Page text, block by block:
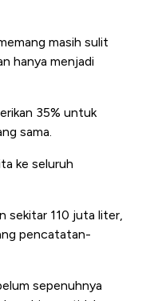
masih sulit
hanya menjadi
35% untuk
sama.
ke seluruh
sekitar 110 juta liter,
pencatatan-
sepenuhnya